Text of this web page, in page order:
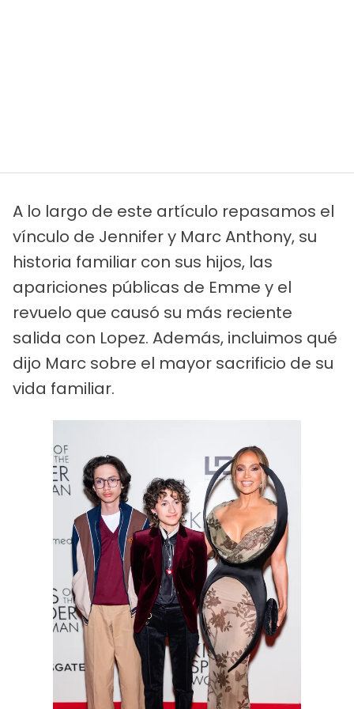
A lo largo de este artículo repasamos el
vínculo de Jennifer y Marc Anthony, su
historia familiar con sus hijos, las
apariciones públicas de Emme y el
revuelo que causó su más reciente
salida con Lopez. Además, incluimos qué
dijo Marc sobre el mayor sacrificio de su
vida familiar.